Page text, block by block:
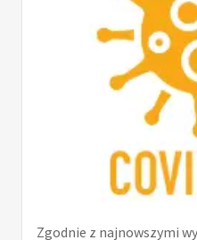
Zgodnie z najnowszymi